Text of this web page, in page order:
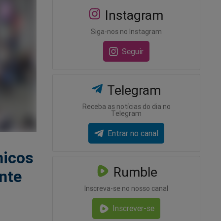
Instagram
Siga-nos no Instagram
Seguir
Telegram
Receba as notícias do dia no
Telegram
Entrar no canal
Rumble
Inscreva-se no nosso canal
Inscrever-se